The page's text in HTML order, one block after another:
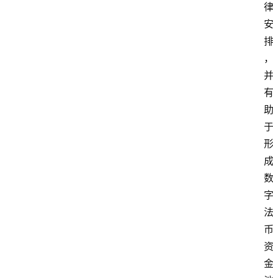
律
安
排
，
并
有
助
于
形
成
数
字
法
币
资
金